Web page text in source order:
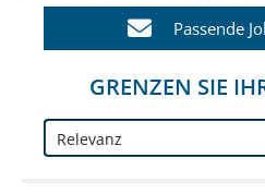
Passende
GRENZEN SIE